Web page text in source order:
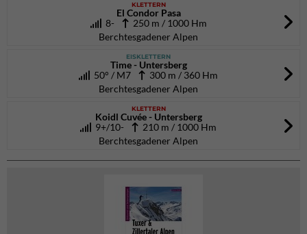
KLETTERN
El Condor Pasa
8- 250 m / 1000 Hm
Berchtesgadener Alpen
EISKLETTERN
Time - Untersberg
50° / M7
300 m / 360 Hm
Berchtesgadener Alpen
KLETTERN
Koidl Cuvée - Untersberg
9+/10-
210 m / 1000 Hm
Berchtesgadener Alpen